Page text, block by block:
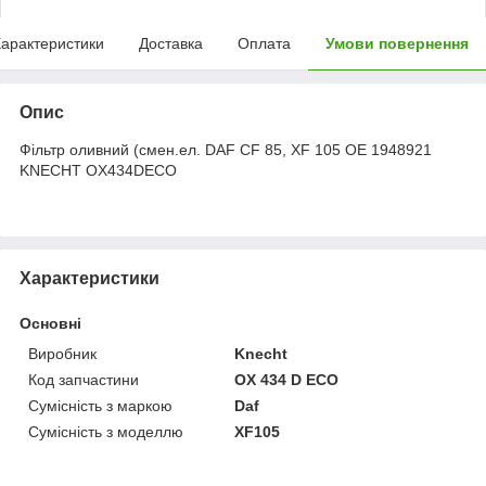
Доставка Оплата Умови повернення
Опис
Фільтр оливний (смен.ел. DAF CF 85, XF 105 OE 1948921
KNECHT OX434DECO
Характеристики
Основні
Виробник
Knecht
Код запчастини
OX 434 D ECO
Сумісність з маркою
Daf
Сумісність з моделлю
XF105